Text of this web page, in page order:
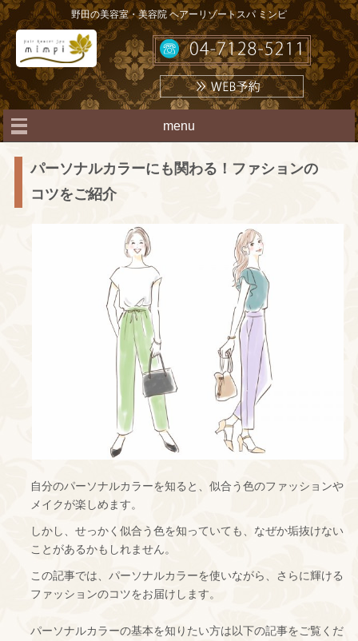
野田の美容室・美容院 ヘアーリゾートスパ ミンピ
menu
パーソナルカラーにも関わる！ファションの
コツをご紹介
自分のパーソナルカラーを知ると、似合う色のファッションや
メイクが楽しめます。
しかし、せっかく似合う色を知っていても、なぜか垢抜けない
ことがあるかもしれません。
この記事では、パーソナルカラーを使いながら、さらに輝ける
ファッションのコツをお届けします。
パーソナルカラーの基本を知りたい方は以下の記事をご覧くだ